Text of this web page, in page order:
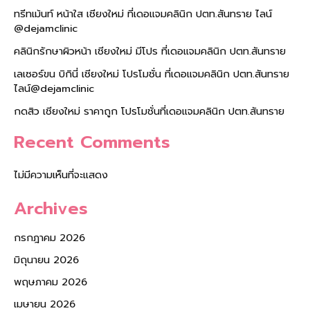
ทรีทเม้นท์ หน้าใส เชียงใหม่ ที่เดอแจมคลินิก ปตท.สันทราย ไลน์
@dejamclinic
คลินิกรักษาผิวหน้า เชียงใหม่ มีโปร ที่เดอแจมคลินิก ปตท.สันทราย
เลเซอร์ขน บิกินี่ เชียงใหม่ โปรโมชั่น ที่เดอแจมคลินิก ปตท.สันทราย
ไลน์@dejamclinic
กดสิว เชียงใหม่ ราคาถูก โปรโมชั่นที่เดอแจมคลินิก ปตท.สันทราย
Recent Comments
ไม่มีความเห็นที่จะแสดง
Archives
กรกฎาคม 2026
มิถุนายน 2026
พฤษภาคม 2026
เมษายน 2026